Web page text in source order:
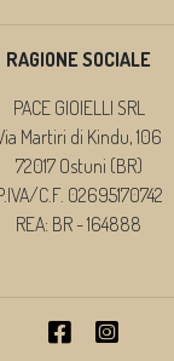
RAGIONE SOCIALE
PACE GIOIELLI SRL
Martiri di Kindu, 106
72017 Ostuni (BR)
C.F. 02695170742
REA: BR - 164888